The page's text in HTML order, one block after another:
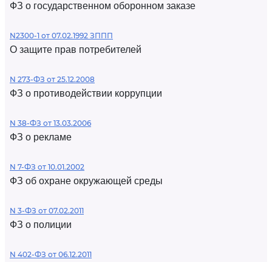
ФЗ о государственном оборонном заказе
N2300-1 от 07.02.1992 ЗППП
О защите прав потребителей
N 273-ФЗ от 25.12.2008
ФЗ о противодействии коррупции
N 38-ФЗ от 13.03.2006
ФЗ о рекламе
N 7-ФЗ от 10.01.2002
ФЗ об охране окружающей среды
N 3-ФЗ от 07.02.2011
ФЗ о полиции
N 402-ФЗ от 06.12.2011